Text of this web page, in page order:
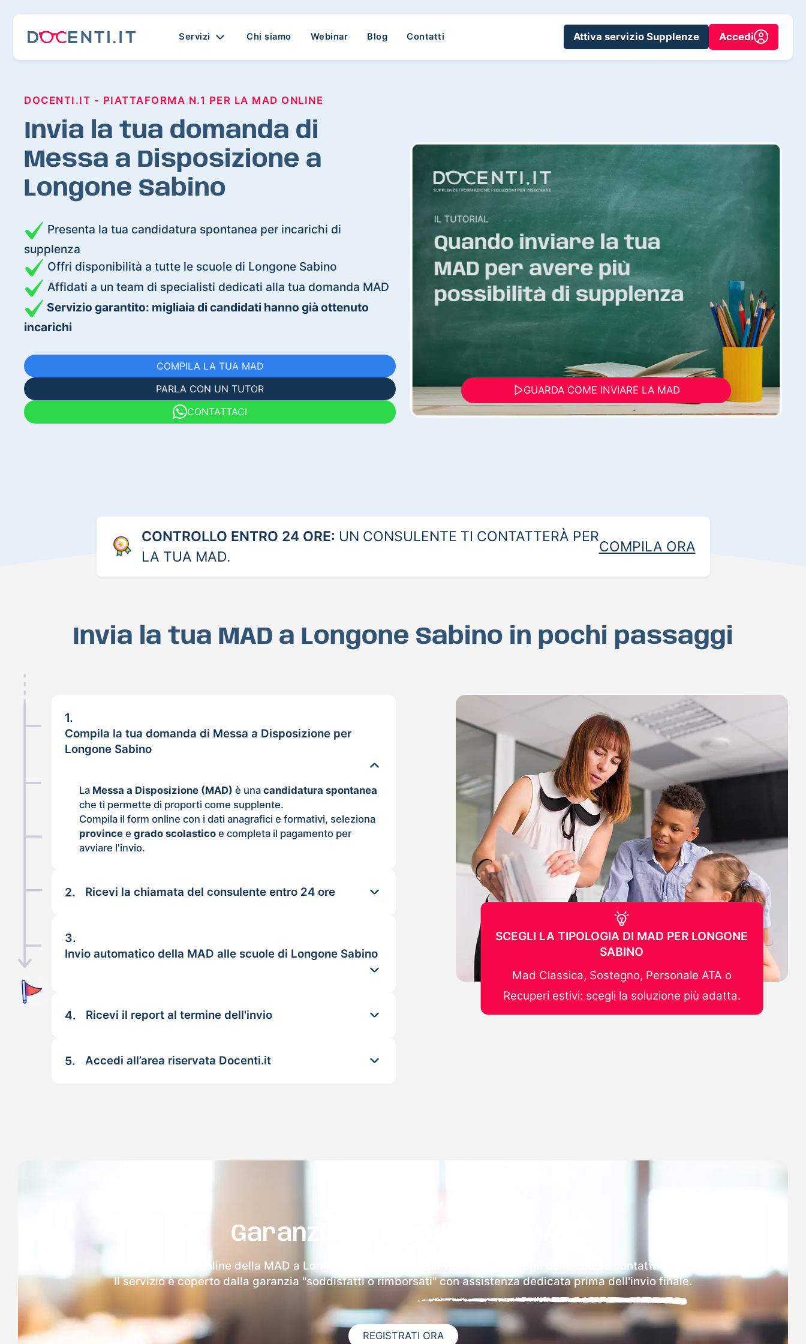
Servizi Chi siamo Webinar Blog Contatti Attiva servizio Supplenze Accedi
DOCENTI.IT - PIATTAFORMA N.1 PER LA MAD ONLINE
Invia la tua domanda di
Messa a Disposizione a
Longone Sabino
Presenta la tua candidatura spontanea per incarichi di
supplenza
Offri disponibilità a tutte le scuole di Longone Sabino
Affidati a un team di specialisti dedicati alla tua domanda MAD
Servizio garantito: migliaia di candidati hanno già ottenuto
incarichi
COMPILA LA TUA MAD
PARLA CON UN TUTOR
CONTATTACI
GUARDA COME INVIARE LA MAD
CONTROLLO ENTRO 24 ORE: UN CONSULENTE TI CONTATTERÀ PER
LA TUA MAD.
COMPILA ORA
Invia la tua MAD a Longone Sabino in pochi passaggi
1.
Compila la tua domanda di Messa a Disposizione per
Longone Sabino
La Messa a Disposizione (MAD) è unacandidatura spontanea
che ti permette di proporti come supplente.
Compila il form online con i dati anagrafici e formativi, seleziona
province egrado scolastico e completa il pagamento per
avviare l'invio.
2. Ricevi la chiamata del consulente entro 24 ore
3.
Invio automatico della MAD alle scuole di Longone Sabino
4. Ricevi il report al termine dell'invio
5. Accedi all’area riservata Docenti.it
SCEGLI LA TIPOLOGIA DI MAD PER LONGONE
SABINO
Mad Classica, Sostegno, Personale ATA o
Recuperi estivi: scegli la soluzione più adatta.
Garanzia 100% sulla tua MAD
Dopo l'invio online della MAD a Longone Sabino riceverai via email i dettagli delle scuole contattate.
Il servizio è coperto dalla garanzia "soddisfatti o rimborsati" con assistenza dedicata prima dell'invio finale.
REGISTRATI ORA